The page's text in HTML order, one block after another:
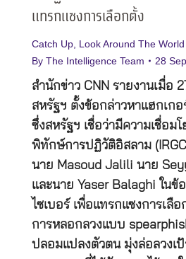
แทรกแซงการเลือกตั้ง
Catch Up Look Around The World
By The Intelligence Team 28
สำนักข่าว CNN รายงานเมื่อ
สหรัฐฯ ตั้งข้อกล่าวหาแฮกเก
ซึ่งสหรัฐฯ เชื่อว่ามีความเชื่อม
พิทักษ์การปฏิวัติอิสลาม
นาย Masoud Jalili นาย
และนาย Yaser Balaghi ใน
ไซเบอร์ เพื่อแทรกแซงการเลื
การหลอกลวงแบบ
ปลอมแปลงตัวตน มุ่งล่อลวงเ